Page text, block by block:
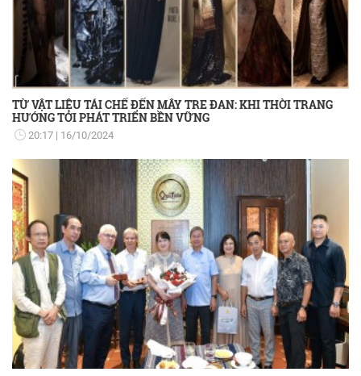
TỪ VẬT LIỆU TÁI CHẾ ĐẾN MÂY TRE ĐAN: KHI THỜI TRANG
HƯỚNG TỚI PHÁT TRIỂN BỀN VỮNG
20:17 16/10/2024